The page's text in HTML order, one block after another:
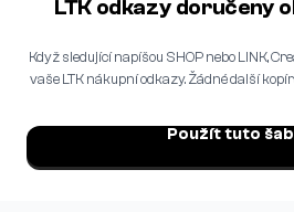
LTK odkazy doručeny
Když sledující napíšou SHOP nebo LINK,
vaše LTK nákupní odkazy. Žádné další
Použít tuto